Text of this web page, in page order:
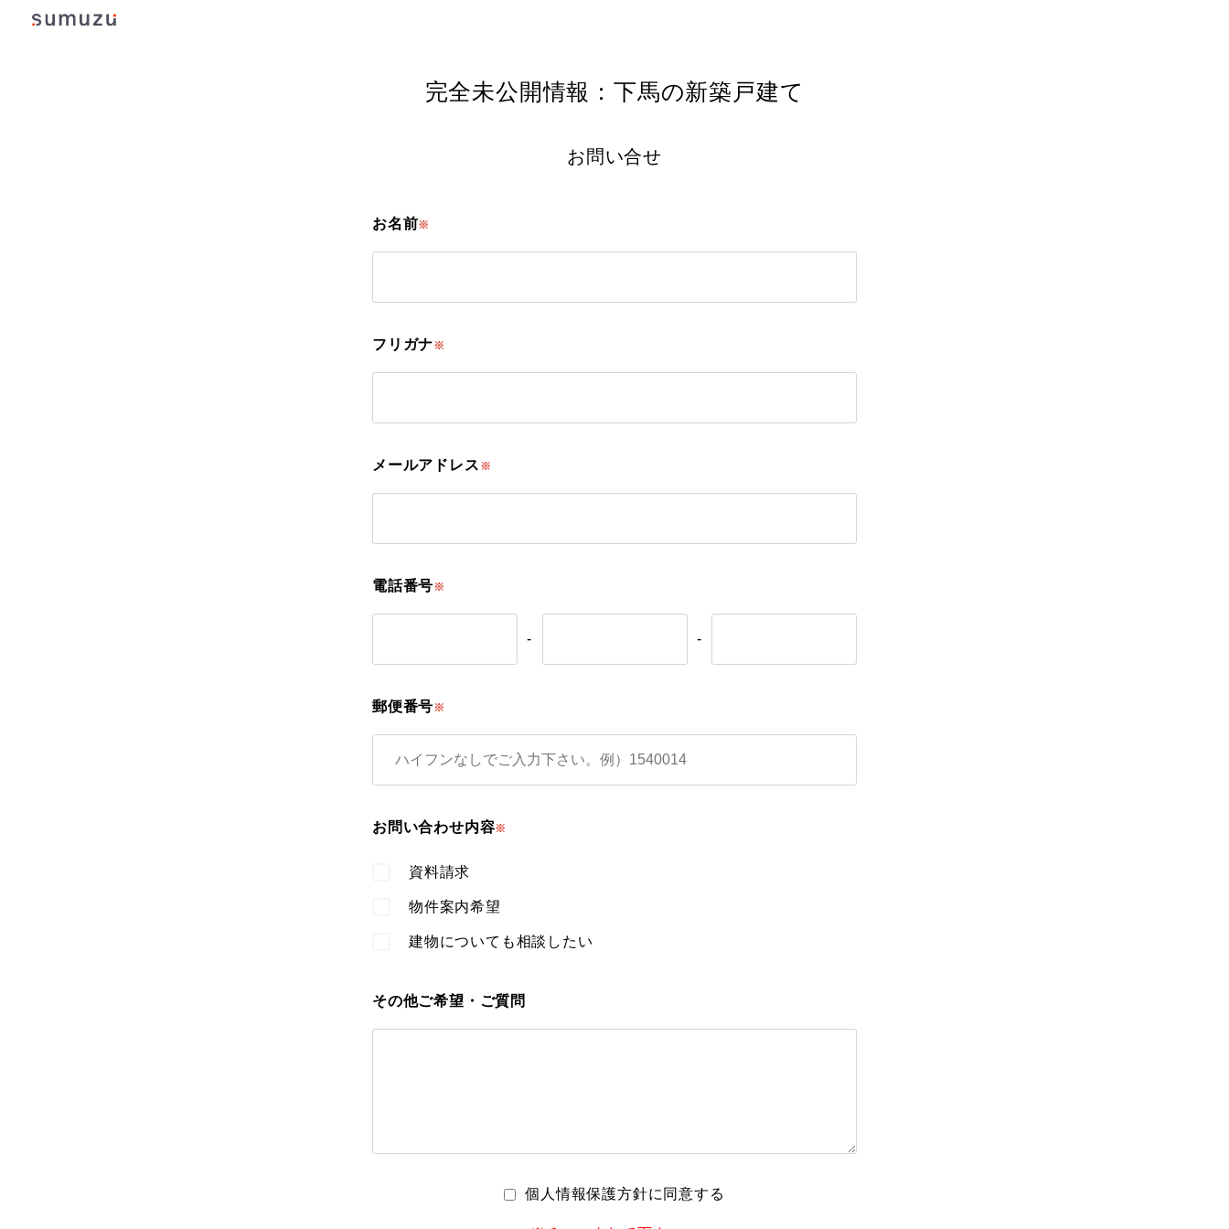
完全未公開情報：下馬の新築戸建て
お問い合せ
お名前※
フリガナ※
メールアドレス ※
電話番号※
- -
郵便番号※
お問い合わせ内容※
資料請求
物件案内希望
建物についても相談したい
その他ご希望・ご質問
個人情報保護方針に同意する